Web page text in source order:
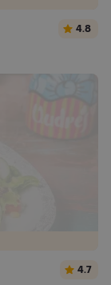
4.8
4.7